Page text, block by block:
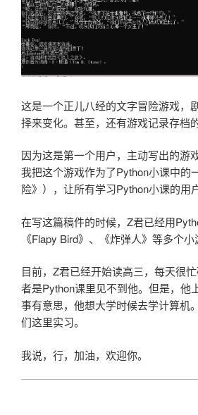
这是一个正儿八经的文字冒险游戏，
择来变化。甚至，还有游戏记录存档的
因为这是第一个用户，主动写出的游
我把这个游戏作为了Python小课中的
险》），让所有学习Python小课的用
在写这篇稿件的时候，Z君已经用
《Flapy Bird》、《炸弹人》等多个小
目前，Z君已经开始读高三，每天很
者是Python课里见不到他。但是，他
事有意思，他想大学时候去学计算机
们这里实习。
我说，行，加油，欢迎你。